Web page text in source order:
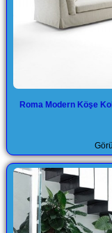
Roma Modern Köşe